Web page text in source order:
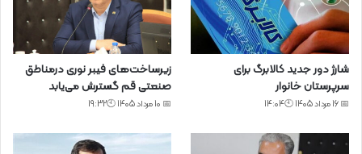
شارژ دور جدید کالابرگ برای
سرپرستان خانوار
📅 16 مرداد 1405 🕙14:04
زیرساخت‌های فیبر نوری درمناطق
صنعتی قم گسترش می‌یابد
📅 10 مرداد 1405 🕙19:32